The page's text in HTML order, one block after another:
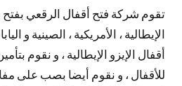
تقوم شركة فتح أقفال الرقعي بفتح
الإيطالية ، الأمريكية ، الصينية و
أقفال الإيزو الإيطالية ، و نقوم
للأقفال ، و نقوم أيضا بصب على